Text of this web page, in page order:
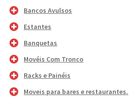
Bancos Avulsos
Estantes
Banquetas
Movéis Com Tronco
Racks e Painéis
Moveis para bares e restaurantes.